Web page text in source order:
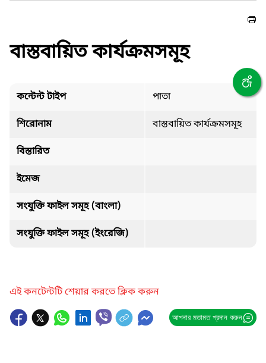
বাস্তবায়িত কার্যক্রমসমূহ
কন্টেন্ট টাইপ পাতা
শিরোনাম বাস্তবায়িত কার্যক্রমসমূহ
বিস্তারিত
ইমেজ
সংযুক্তি ফাইল সমূহ (বাংলা)
সংযুক্তি ফাইল সমূহ (ইংরেজি)
এই কনটেন্টটি শেয়ার করতে ক্লিক করুন
আপনার মতামত প্রদান করুন